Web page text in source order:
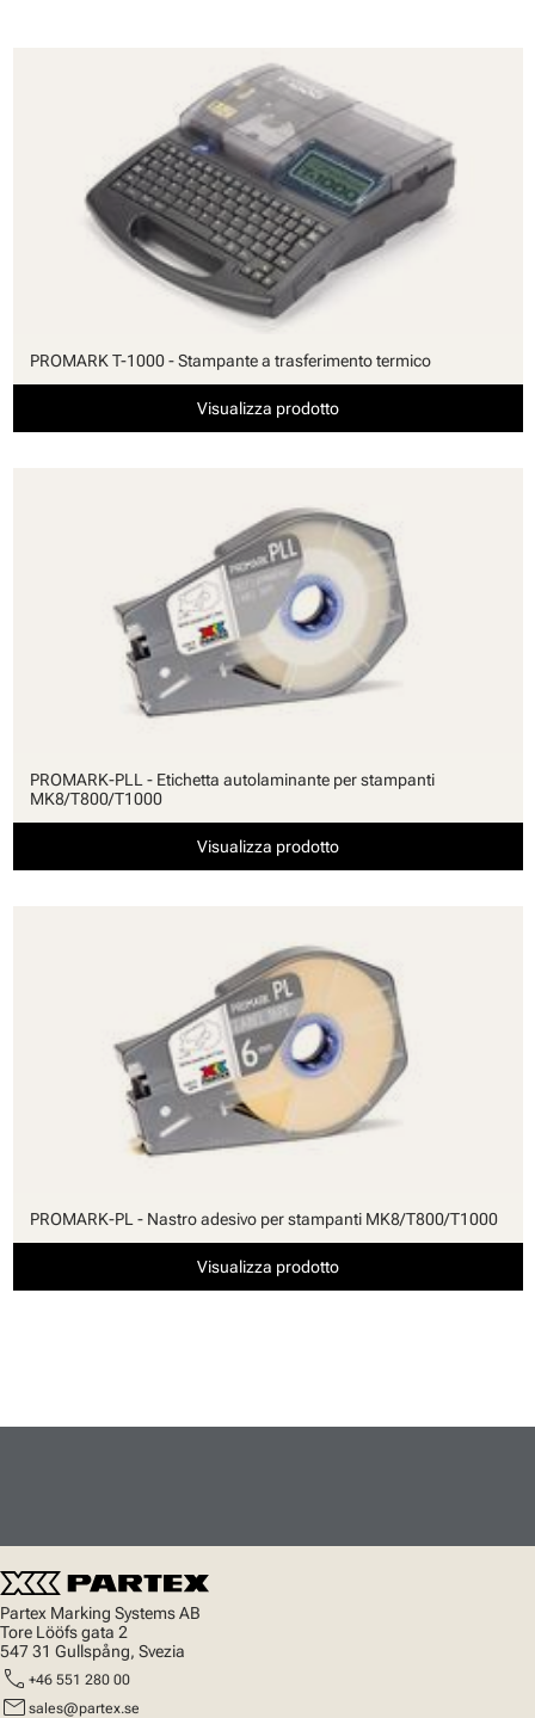
PROMARK T-1000 - Stampante a trasferimento termico
Visualizza prodotto
PROMARK-PLL - Etichetta autolaminante per stampanti
MK8/T800/T1000
Visualizza prodotto
PROMARK-PL - Nastro adesivo per stampanti MK8/T800/T1000
Visualizza prodotto
Partex Marking Systems AB
Tore Lööfs gata 2
547 31 Gullspång, Svezia
call +46 551 280 00
mail sales@partex.se